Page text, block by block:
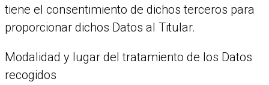
tiene el consentimiento de dichos terceros para
proporcionar dichos Datos al Titular.
Modalidad y lugar del tratamiento de los Datos
recogidos